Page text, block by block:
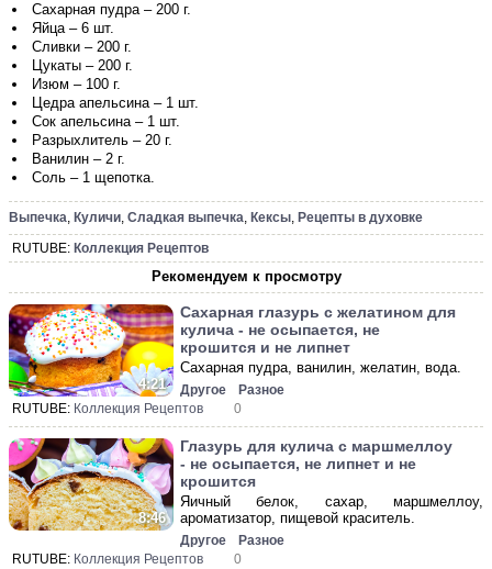
Сахарная пудра – 200 г.
Яйца – 6 шт.
Сливки – 200 г.
Цукаты – 200 г.
Изюм – 100 г.
Цедра апельсина – 1 шт.
Сок апельсина – 1 шт.
Разрыхлитель – 20 г.
Ванилин – 2 г.
Соль – 1 щепотка.
Выпечка, Куличи, Сладкая выпечка, Кексы, Рецепты в духовке
RUTUBE: Коллекция Рецептов
Рекомендуем к просмотру
4:21
Сахарная глазурь с желатином для
кулича - не осыпается, не
крошится и не липнет
Сахарная пудра, ванилин, желатин, вода.
Другое
Разное
RUTUBE: Коллекция Рецептов 0
8:46
Глазурь для кулича с маршмеллоу
- не осыпается, не липнет и не
крошится
Яичный белок, сахар, маршмеллоу,
ароматизатор, пищевой краситель.
Другое
Разное
RUTUBE: Коллекция Рецептов 0